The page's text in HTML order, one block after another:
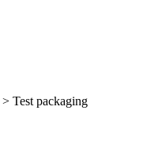
> Test packaging